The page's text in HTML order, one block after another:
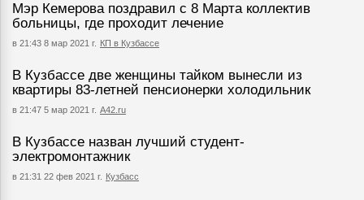
Мэр Кемерова поздравил с 8 Марта коллектив
больницы, где проходит лечение
в 21:43 8 мар 2021 г. КП в Кузбассе
В Кузбассе две женщины тайком вынесли из
квартиры 83-летней пенсионерки холодильник
в 21:47 5 мар 2021 г. А42.ru
В Кузбассе назван лучший студент-
электромонтажник
в 21:31 22 фев 2021 г. Кузбасс